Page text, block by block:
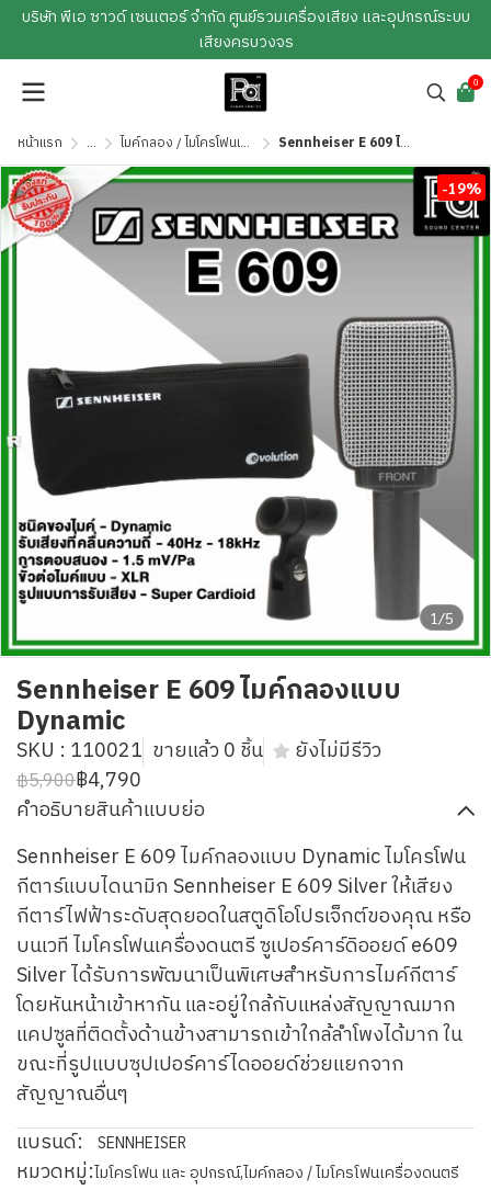
บริษัท พีเอ ซาวด์ เซนเตอร์ จำกัด ศูนย์รวมเครื่องเสียง และอุปกรณ์ระบบ
เสียงครบวงจร
0
หน้าแรก ... ไมค์กลอง / ไมโครโฟนเครื่องดนตรี Sennheiser E 609 ไมค์กลองแบบ Dynamic
1/5
-19%
Sennheiser E 609 ไมค์กลองแบบ
Dynamic
SKU : 110021 ขายแล้ว 0 ชิ้น ยังไม่มีรีวิว
฿5,900฿4,790
คำอธิบายสินค้าแบบย่อ
Sennheiser E 609 ไมค์กลองแบบ Dynamic ไมโครโฟน
กีตาร์แบบไดนามิก Sennheiser E 609 Silver ให้เสียง
กีตาร์ไฟฟ้าระดับสุดยอดในสตูดิโอโปรเจ็กต์ของคุณ หรือ
บนเวที ไมโครโฟนเครื่องดนตรี ซูเปอร์คาร์ดิออยด์ e609
Silver ได้รับการพัฒนาเป็นพิเศษสำหรับการไมค์กีตาร์
โดยหันหน้าเข้าหากัน และอยู่ใกล้กับแหล่งสัญญาณมาก
แคปซูลที่ติดตั้งด้านข้างสามารถเข้าใกล้ลำโพงได้มาก ใน
ขณะที่รูปแบบซุปเปอร์คาร์ไดออยด์ช่วยแยกจาก
สัญญาณอื่นๆ
แบรนด์:
SENNHEISER
หมวดหมู่:ไมโครโฟน และ อุปกรณ์,ไมค์กลอง / ไมโครโฟนเครื่องดนตรี